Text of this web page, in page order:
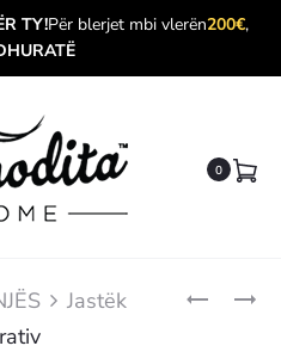
TY!Për blerjet mbi vlerën200€,
0
JASTËK
Jastëk